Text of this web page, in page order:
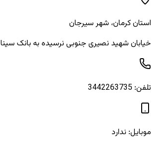
استانکرمان، شهرسیرجان
خیابان شهید نصیری جنوبی نرسیده به بانک سینا
تلفن: 3442263735
موبایل: ندارد